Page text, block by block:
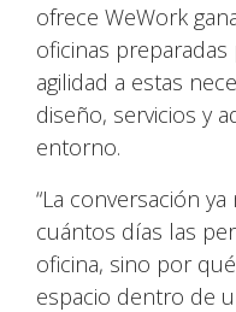
ofrece WeWork
oficinas
agilidad a estas
diseño, servicios y
entorno.
“La conversación
cuántos días las
oficina, sino por
espacio dentro de